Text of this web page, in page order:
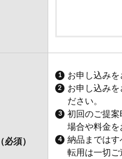
須）
お申し込みを
お申し込み
ださい。
初回のご提
場合や料金を
納品までは
転用は一切ご